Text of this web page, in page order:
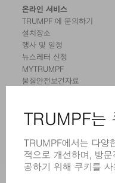
온라인 서비스
TRUMPF 에 문의하기
설치장소
행사 및 일정
뉴스레터 신청
MYTRUMPF
물질안전보건자료
레이저
전동 툴
SMART FACTORY
소프트웨어